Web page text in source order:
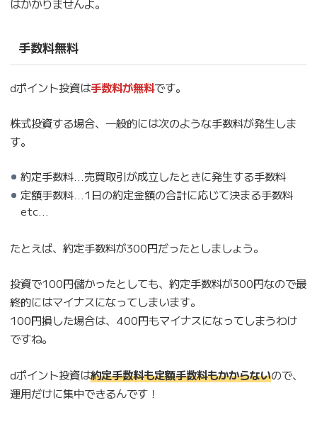
はかかりませんよ。
手数料無料
dポイント投資は手数料が無料です。
株式投資する場合、一般的には次のような手数料が発生しま
す。
約定手数料…売買取引が成立したときに発生する手数料
定額手数料…1日の約定金額の合計に応じて決まる手数料
etc…
たとえば、約定手数料が300円だったとしましょう。
投資で100円儲かったとしても、約定手数料が300円なので最
終的にはマイナスになってしまいます。
100円損した場合は、400円もマイナスになってしまうわけ
ですね。
dポイント投資は約定手数料も定額手数料もかからないので、
運用だけに集中できるんです！